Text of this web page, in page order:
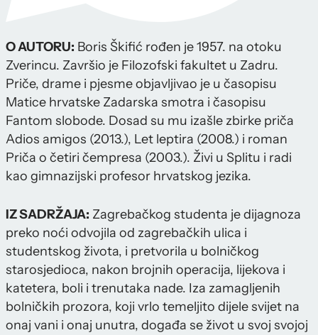
O AUTORU: Boris Škifić rođen je 1957. na otoku
Zverincu. Završio je Filozofski fakultet u Zadru.
Priče, drame i pjesme objavljivao je u časopisu
Matice hrvatske Zadarska smotra i časopisu
Fantom slobode. Dosad su mu izašle zbirke priča
Adios amigos (2013.), Let leptira (2008.) i roman
Priča o četiri čempresa (2003.). Živi u Splitu i radi
kao gimnazijski profesor hrvatskog jezika.
IZ SADRŽAJA: Zagrebačkog studenta je dijagnoza
preko noći odvojila od zagrebačkih ulica i
studentskog života, i pretvorila u bolničkog
starosjedioca, nakon brojnih operacija, lijekova i
katetera, boli i trenutaka nade. Iza zamagljenih
bolničkih prozora, koji vrlo temeljito dijele svijet na
onaj vani i onaj unutra, događa se život u svoj svojoj